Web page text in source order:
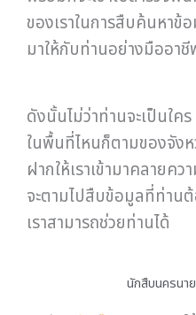
ของเราในการสืบค้นหา
มาให้กับท่านอย่างมืออาชี
ดังนั้นไม่ว่าท่านจะเป็นใค
ในพื้นที่ไหนก็ตามของจัง
ฝากให้เราเข้ามาคลายคว
จะตามไปสืบข้อมูลที่ท่าน
เราสามารถช่วยท่านได้
นักสืบนครนา